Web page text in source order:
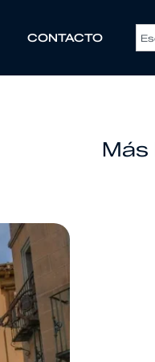
CONTACTO
Más